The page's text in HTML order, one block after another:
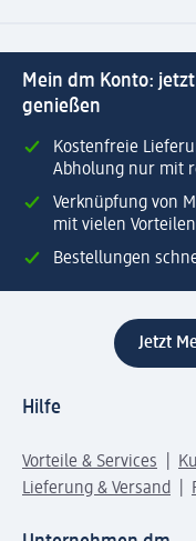
Mein dm Konto:
genießen
Kostenfreie
Abholung nur mit
Verknüpfung von
mit vielen Vorteilen
Bestellungen
Jetzt
Hilfe
Vorteile & Services
Lieferung & Versand